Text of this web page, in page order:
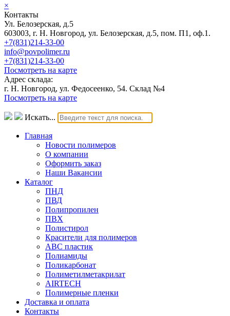
×
Контакты
Ул. Белозерская, д.5
603003, г. Н. Новгород, ул. Белозерская, д.5, пом. П1, оф.1.
+7(831)214-33-00
info@povpolimer.ru
+7(831)214-33-00
Посмотреть на карте
Адрес склада:
г. Н. Новгород, ул. Федосеенко, 54. Склад №4
Посмотреть на карте
Искать...
Главная
Новости полимеров
О компании
Оформить заказ
Наши Вакансии
Каталог
ПНД
ПВД
Полипропилен
ПВХ
Полистирол
Красители для полимеров
АВС пластик
Полиамиды
Поликарбонат
Полиметилметакрилат
AIRTECH
Полимерные пленки
Доставка и оплата
Контакты